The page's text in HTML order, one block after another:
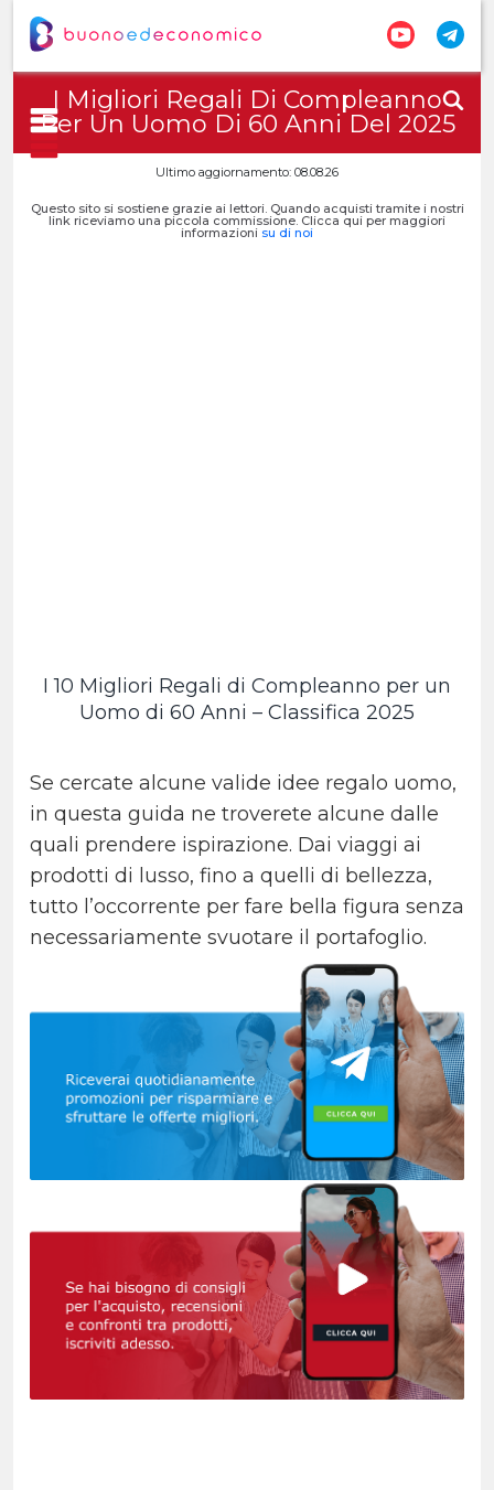
I Migliori Regali Di Compleanno
Per Un Uomo Di 60 Anni Del 2025
Ultimo aggiornamento: 08.08.26
Questo sito si sostiene grazie ai lettori. Quando acquisti tramite i nostri
link riceviamo una piccola commissione. Clicca qui per maggiori
informazioni su di noi
I 10 Migliori Regali di Compleanno per un
Uomo di 60 Anni – Classifica 2025
Se cercate alcune valide idee regalo uomo,
in questa guida ne troverete alcune dalle
quali prendere ispirazione. Dai viaggi ai
prodotti di lusso, fino a quelli di bellezza,
tutto l’occorrente per fare bella figura senza
necessariamente svuotare il portafoglio.